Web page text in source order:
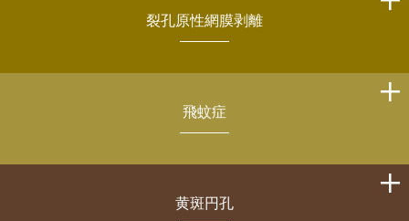
裂孔原性網膜剥離
飛蚊症
黄斑円孔